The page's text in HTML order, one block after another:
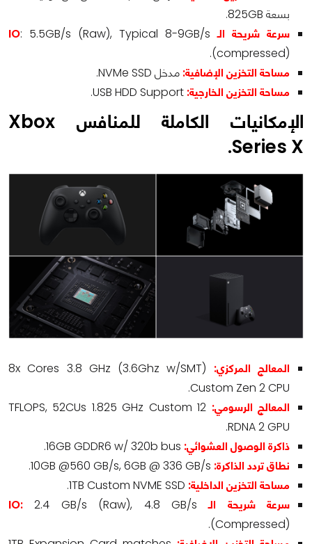
بسعة 825GB.
سرعة شريحة الـ
IO: 5.5GB/s (Raw), Typical 8-9GB/s
(compressed).
مساحة التخزين الإضافية: مدخل NVMe SSD.
مساحة التخزين الخارجية:
الإمكانيات الكاملة للمنافس Xbox
Series X.
المعالج المركزي: 8x Cores 3.8 GHz (3.6Ghz w/SMT)
Custom Zen 2 CPU.
المعالج الرسومي:
12 TFLOPS, 52CUs 1.825 GHz Custom
RDNA 2 GPU.
ذاكرة الوصول العشوائي:
نطاق تردد الذاكرة:
مساحة التخزين الداخلية:
سرعة شريحة الـ
IO: 2.4 GB/s (Raw), 4.8 GB/s
(Compressed).